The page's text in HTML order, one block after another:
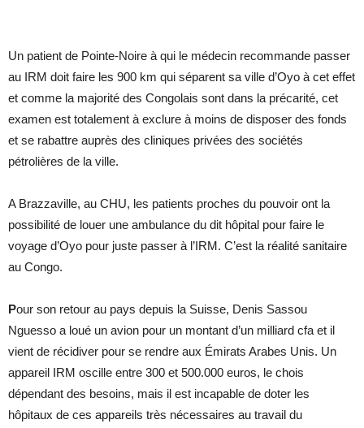
Un patient de Pointe-Noire à qui le médecin recommande passer
au IRM doit faire les 900 km qui séparent sa ville d’Oyo à cet effet
et comme la majorité des Congolais sont dans la précarité, cet
examen est totalement à exclure à moins de disposer des fonds
et se rabattre auprès des cliniques privées des sociétés
pétrolières de la ville.
A Brazzaville, au CHU, les patients proches du pouvoir ont la
possibilité de louer une ambulance du dit hôpital pour faire le
voyage d’Oyo pour juste passer à l’IRM. C’est la réalité sanitaire
au Congo.
Pour son retour au pays depuis la Suisse, Denis Sassou
Nguesso a loué un avion pour un montant d’un milliard cfa et il
vient de récidiver pour se rendre aux Émirats Arabes Unis. Un
appareil IRM oscille entre 300 et 500.000 euros, le chois
dépendant des besoins, mais il est incapable de doter les
hôpitaux de ces appareils très nécessaires au travail du